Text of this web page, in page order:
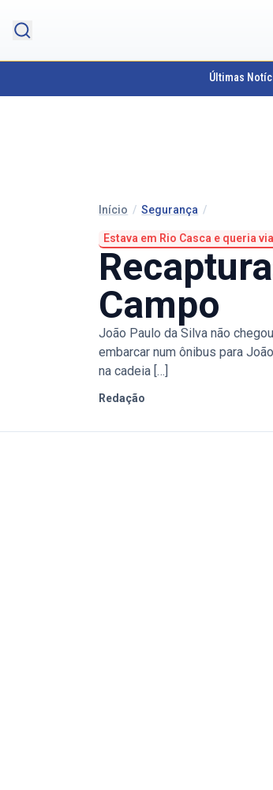
Últimas
Início /Segurança /
Estava em Rio Casca e queria
Campo
João Paulo da Silva não
embarcar num ônibus para
na cadeia […]
Redação